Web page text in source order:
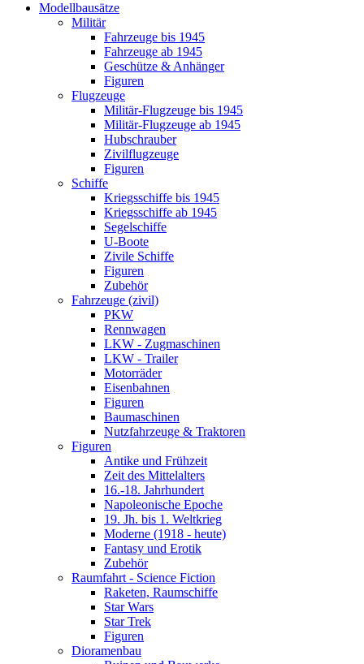
Modellbausätze
Militär
Fahrzeuge bis 1945
Fahrzeuge ab 1945
Geschütze & Anhänger
Figuren
Flugzeuge
Militär-Flugzeuge bis 1945
Militär-Flugzeuge ab 1945
Hubschrauber
Zivilflugzeuge
Figuren
Schiffe
Kriegsschiffe bis 1945
Kriegsschiffe ab 1945
Segelschiffe
U-Boote
Zivile Schiffe
Figuren
Zubehör
Fahrzeuge (zivil)
PKW
Rennwagen
LKW - Zugmaschinen
LKW - Trailer
Motorräder
Eisenbahnen
Figuren
Baumaschinen
Nutzfahrzeuge & Traktoren
Figuren
Antike und Frühzeit
Zeit des Mittelalters
16.-18. Jahrhundert
Napoleonische Epoche
19. Jh. bis 1. Weltkrieg
Moderne (1918 - heute)
Fantasy und Erotik
Zubehör
Raumfahrt - Science Fiction
Raketen, Raumschiffe
Star Wars
Star Trek
Figuren
Dioramenbau